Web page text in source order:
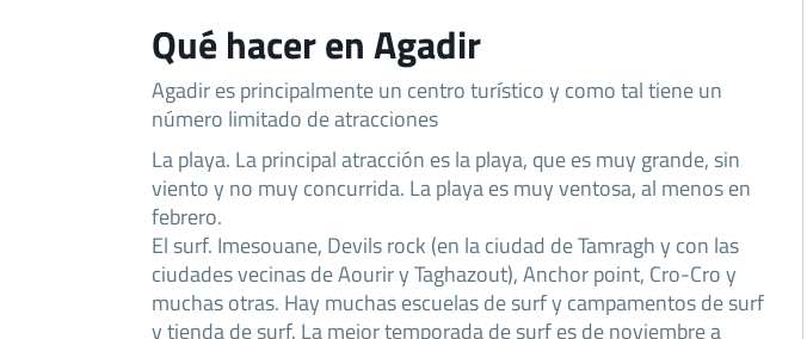
Qué hacer en Agadir
Agadir es principalmente un centro turístico y como tal tiene un
número limitado de atracciones
La playa. La principal atracción es la playa, que es muy grande, sin
viento y no muy concurrida. La playa es muy ventosa, al menos en
febrero.
El surf. Imesouane, Devils rock (en la ciudad de Tamragh y con las
ciudades vecinas de Aourir y Taghazout), Anchor point, Cro-Cro y
muchas otras. Hay muchas escuelas de surf y campamentos de surf
y tienda de surf. La mejor temporada de surf es de noviembre a